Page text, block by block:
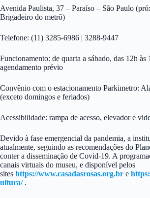
Avenida Paulista, 37 – Paraíso – São Paulo
Brigadeiro do metrô)
Telefone: (11) 3285-6986 | 3288-9447
Funcionamento: de quarta a sábado, das 12h às
agendamento prévio
Convênio com o estacionamento Parkimetro:
(exceto domingos e feriados)
Acessibilidade: rampa de acesso, elevador e
Devido à fase emergencial da pandemia, a
atualmente, seguindo as recomendações do
conter a disseminação de Covid-19. A
canais virtuais do museu, e disponível pelos
sites https://www.casadasrosas.org.br e
ultura/.